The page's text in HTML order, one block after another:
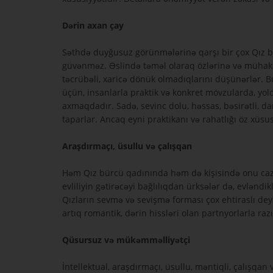
Dərin axan çay
Səthdə duyğusuz görünmələrinə qarşı bir çox
güvənməz. Əslində təməl olaraq özlərinə və
təcrübəli, xaricə dönük olmadıqlarını düşünərlər.
üçün, insanlarla praktik və konkret mövzularda,
axmaqdadır. Sadə, sevinc dolu, həssas, bəsirətli,
taparlar. Ancaq eyni praktikanı və rahatlığı öz
Araşdırmaçı, üsullu və çalışqan
Həm Qız bürcü qadınında həm də kişisində onu
evliliyin gətirəcəyi bağlılıqdan ürksələr də,
Qızların sevmə və sevişmə forması çox ehtiraslı
artıq romantik, dərin hissləri olan partnyorlarla
Qüsursuz və mükəmməlliyətçi
İntellektual, araşdırmaçı, üsullu, məntiqli,